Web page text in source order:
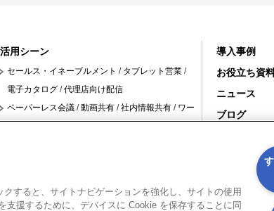
活用シーン
セールス・イネーブルメント / タブレット営業 /
電子カタログ /代理店向け配信
ペーパーレス会議 /動画共有 /社内情報共有 / ワー
学校教育
導入事例
お役立ち資
ニュース
ブログ
クすると、サイトナビゲーションを強化し、サイトの使用
支援するために、デバイスに Cookie を保存することに同